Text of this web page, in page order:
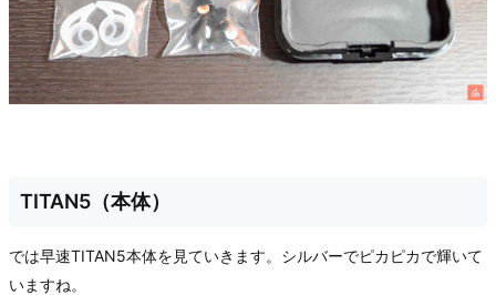
TITAN5（本体）
では早速TITAN5本体を見ていきます。シルバーでピカピカで輝いて
いますね。